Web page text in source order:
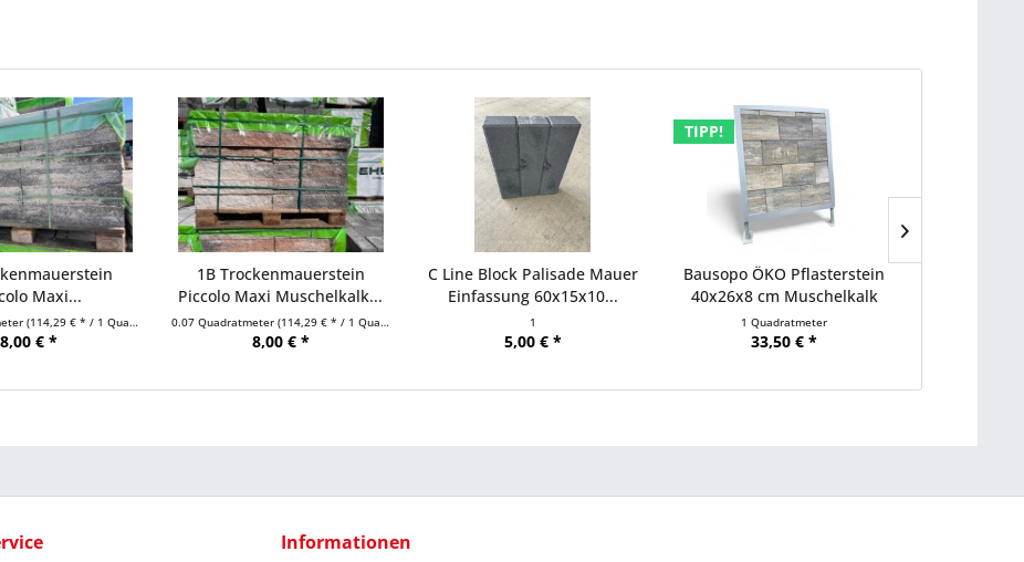
Maxi...
(114,29 € * / 1 Quadratmeter)
8,00 € *
1B Trockenmauerstein
Piccolo Maxi Muschelkalk...
0.07 Quadratmeter(114,29 € * / 1 Quadratmeter)
8,00 € *
C Line Block Palisade Mauer
Einfassung 60x15x10...
1
5,00 € *
TIPP!
Bausopo ÖKO Pflasterstein
40x26x8 cm Muschelkalk
1 Quadratmeter
33,50 € *
Informationen